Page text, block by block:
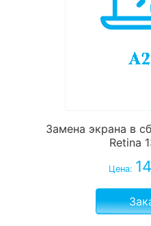
Замена экрана в
Retina
Цена: